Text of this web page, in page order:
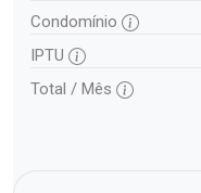
Condomínio
IPTU
Total / Mês